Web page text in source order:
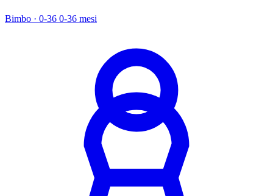
Bimbo · 0-36 0-36 mesi